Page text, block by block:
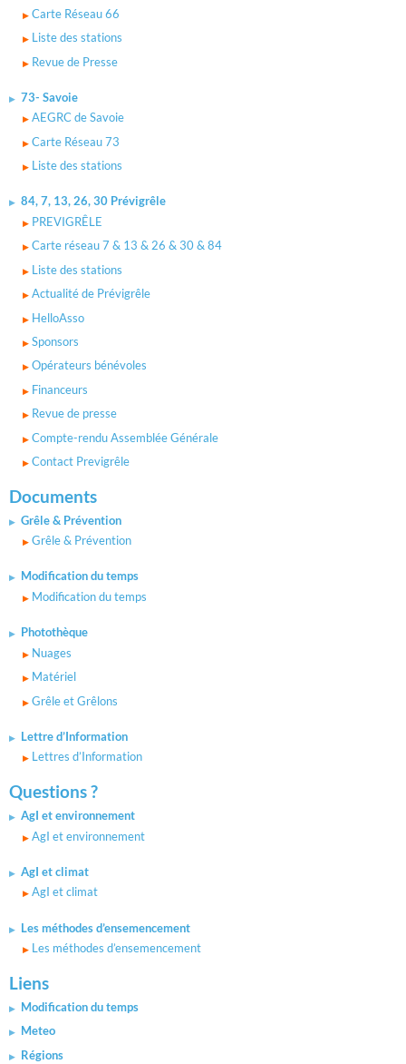
Carte Réseau 66
Liste des stations
Revue de Presse
73- Savoie
AEGRC de Savoie
Carte Réseau 73
Liste des stations
84, 7, 13, 26, 30 Prévigrêle
PREVIGRÊLE
Carte réseau 7 & 13 & 26 & 30 & 84
Liste des stations
Actualité de Prévigrêle
HelloAsso
Sponsors
Opérateurs bénévoles
Financeurs
Revue de presse
Compte-rendu Assemblée Générale
Contact Previgrêle
Documents
Grêle & Prévention
Grêle & Prévention
Modification du temps
Modification du temps
Photothèque
Nuages
Matériel
Grêle et Grêlons
Lettre d’Information
Lettres d’Information
Questions ?
AgI et environnement
AgI et environnement
AgI et climat
AgI et climat
Les méthodes d’ensemencement
Les méthodes d’ensemencement
Liens
Modification du temps
Meteo
Régions